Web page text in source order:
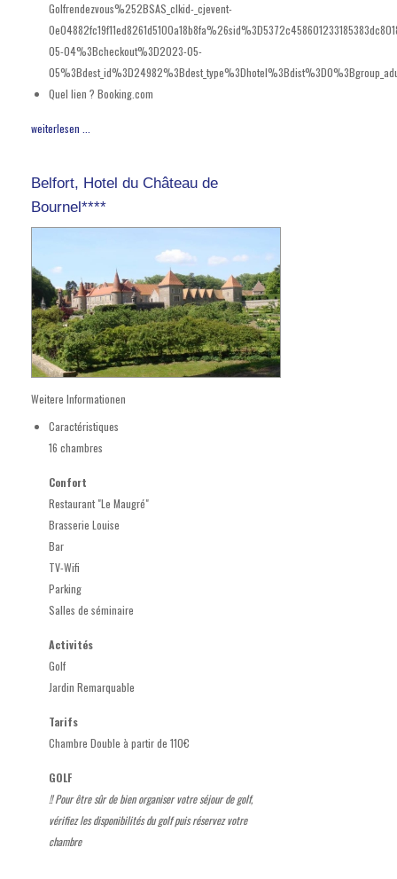
Golfrendezvous%252BSAS_clkid-_cjevent-
05-04%3Bcheckout%3D2023-05-
Quel lien ? Booking.com
weiterlesen ...
Belfort, Hotel du Château de
Bournel****
Weitere Informationen
Caractéristiques
16 chambres
Confort
Restaurant "Le Maugré"
Brasserie Louise
Bar
TV-Wifi
Parking
Salles de séminaire
Activités
Golf
Jardin Remarquable
Tarifs
Chambre Double à partir de 110€
GOLF
!! Pour être sûr de bien organiser votre séjour de golf,
vérifiez les disponibilités du golf puis réservez votre
chambre